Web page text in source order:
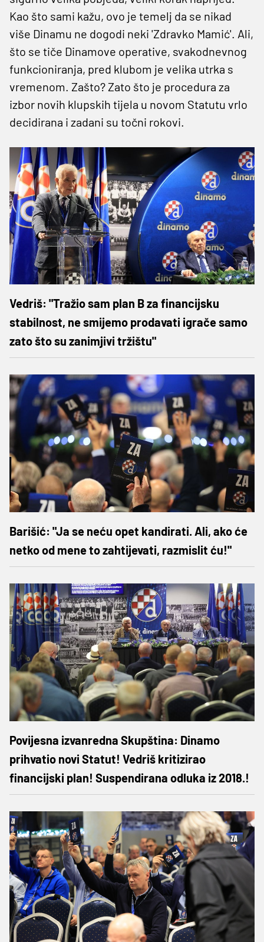
Kao što sami kažu, ovo je temelj da se nikad
više Dinamu ne dogodi neki 'Zdravko Mamić'. Ali,
što se tiče Dinamove operative, svakodnevnog
funkcioniranja, pred klubom je velika utrka s
vremenom. Zašto? Zato što je procedura za
izbor novih klupskih tijela u novom Statutu vrlo
decidirana i zadani su točni rokovi.
Vedriš: "Tražio sam plan B za financijsku
stabilnost, ne smijemo prodavati igrače samo
zato što su zanimjivi tržištu"
Barišić: "Ja se neću opet kandirati. Ali, ako će
netko od mene to zahtijevati, razmislit ću!"
Povijesna izvanredna Skupština: Dinamo
prihvatio novi Statut! Vedriš kritizirao
financijski plan! Suspendirana odluka iz 2018.!